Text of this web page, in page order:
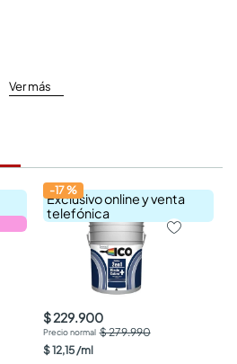
Ver más
Exclusivo online y venta
telefónica
-17%
$ 229.900
$ 279.990
$12,15 /ml